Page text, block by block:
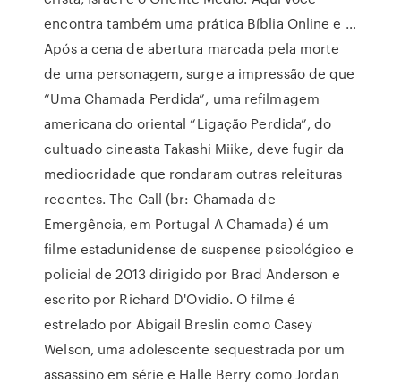
encontra também uma prática Bíblia Online e …
Após a cena de abertura marcada pela morte
de uma personagem, surge a impressão de que
“Uma Chamada Perdida”, uma refilmagem
americana do oriental “Ligação Perdida”, do
cultuado cineasta Takashi Miike, deve fugir da
mediocridade que rondaram outras releituras
recentes. The Call (br: Chamada de
Emergência, em Portugal A Chamada) é um
filme estadunidense de suspense psicológico e
policial de 2013 dirigido por Brad Anderson e
escrito por Richard D'Ovidio. O filme é
estrelado por Abigail Breslin como Casey
Welson, uma adolescente sequestrada por um
assassino em série e Halle Berry como Jordan